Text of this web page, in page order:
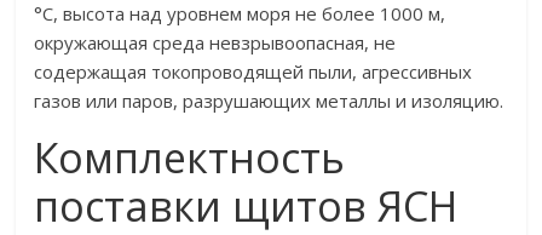
°С, высота над уровнем моря не более 1000 м,
окружающая среда невзрывоопасная, не
содержащая токопроводящей пыли, агрессивных
газов или паров, разрушающих металлы и изоляцию.
Комплектность
поставки щитов ЯСН